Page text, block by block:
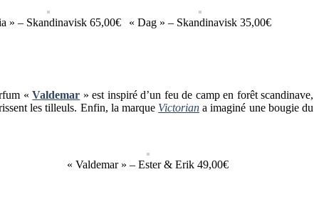
» – Skandinavisk 65,00€ « Dag » – Skandinavisk 35,00€
«Valdemar » est inspiré d’un feu de camp en forêt scandinave,
les tilleuls. Enfin, la marque Victorian a imaginé une bougie du
« Valdemar » – Ester & Erik 49,00€